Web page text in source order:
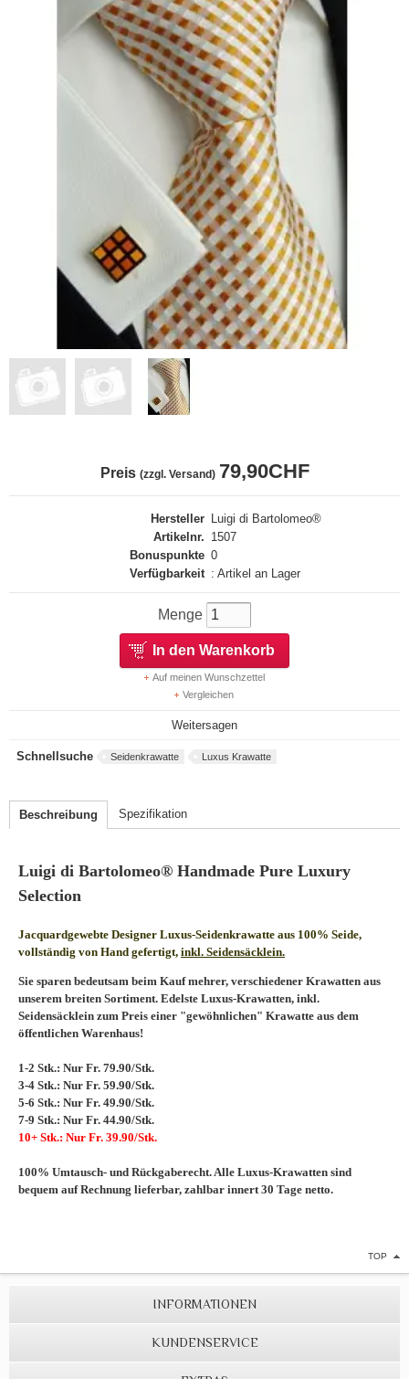
Preis (zzgl. Versand) 79,90CHF
Hersteller Luigi di Bartolomeo®
Artikelnr. 1507
Bonuspunkte 0
Verfügbarkeit : Artikel an Lager
Menge
In den Warenkorb
Auf meinen Wunschzettel
Vergleichen
Weitersagen
Schnellsuche Seidenkrawatte Luxus Krawatte
Beschreibung Spezifikation
Luigi di Bartolomeo® Handmade Pure Luxury
Selection
Jacquardgewebte Designer Luxus-Seidenkrawatte aus 100% Seide,
vollständig von Hand gefertigt, inkl. Seidensäcklein.
Sie sparen bedeutsam beim Kauf mehrer, verschiedener Krawatten aus
unserem breiten Sortiment. Edelste Luxus-Krawatten, inkl.
Seidensäcklein zum Preis einer "gewöhnlichen" Krawatte aus dem
öffentlichen Warenhaus!
1-2 Stk.: Nur Fr. 79.90/Stk.
3-4 Stk.: Nur Fr. 59.90/Stk.
5-6 Stk.: Nur Fr. 49.90/Stk.
7-9 Stk.: Nur Fr. 44.90/Stk.
10+ Stk.: Nur Fr. 39.90/Stk.
100% Umtausch- und Rückgaberecht. Alle Luxus-Krawatten sind
bequem auf Rechnung lieferbar, zahlbar innert 30 Tage netto.
TOP
INFORMATIONEN
KUNDENSERVICE